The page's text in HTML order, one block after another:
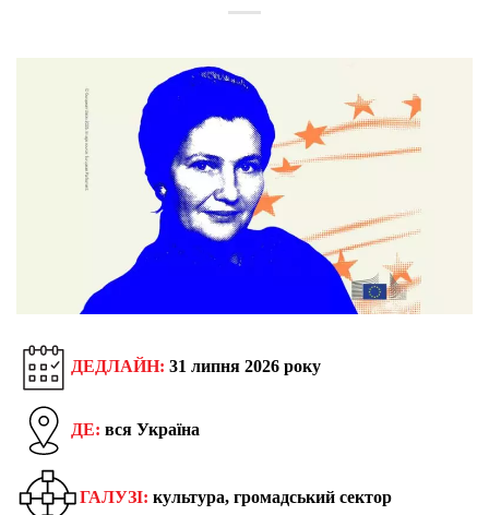
ДЕДЛАЙН: 31 липня 2026 року
ДЕ: вся Україна
ГАЛУЗІ: культура, громадський сектор